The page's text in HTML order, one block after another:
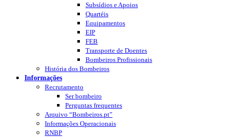
Subsídios e Apoios
Quartéis
Equipamentos
EIP
FEB
Transporte de Doentes
Bombeiros Profissionais
História dos Bombeiros
Informações
Recrutamento
Ser bombeiro
Perguntas frequentes
Arquivo “Bombeiros.pt”
Informações Operacionais
RNBP